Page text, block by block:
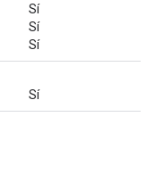
Sí
Sí
Sí
Sí